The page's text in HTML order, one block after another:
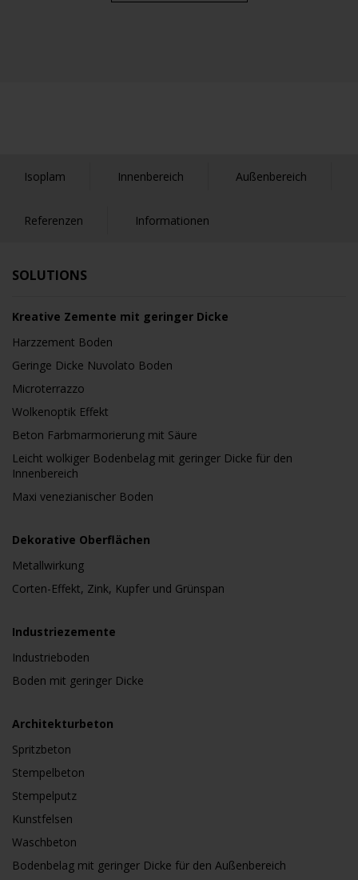
Isoplam Innenbereich Außenbereich
Referenzen Informationen
SOLUTIONS
Kreative Zemente mit geringer Dicke
Harzzement Boden
Geringe Dicke Nuvolato Boden
Microterrazzo
Wolkenoptik Effekt
Beton Farbmarmorierung mit Säure
Leicht wolkiger Bodenbelag mit geringer Dicke für den
Innenbereich
Maxi venezianischer Boden
Dekorative Oberflächen
Metallwirkung
Corten-Effekt, Zink, Kupfer und Grünspan
Industriezemente
Industrieboden
Boden mit geringer Dicke
Architekturbeton
Spritzbeton
Stempelbeton
Stempelputz
Kunstfelsen
Waschbeton
Bodenbelag mit geringer Dicke für den Außenbereich